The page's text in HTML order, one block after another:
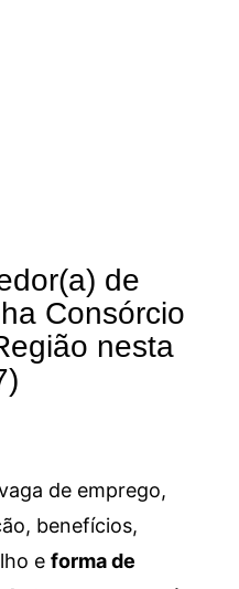
de
Consórcio
nesta
de emprego,
benefícios,
e forma de